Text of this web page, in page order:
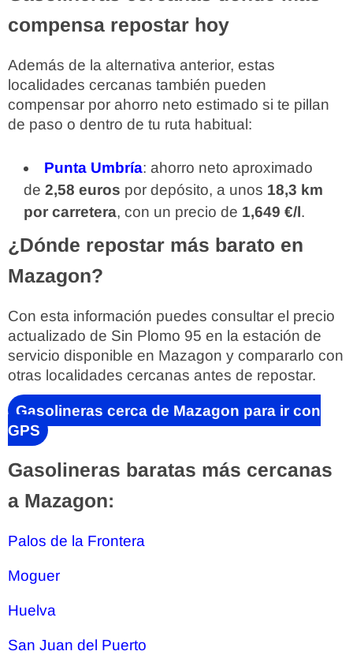
compensa repostar hoy
Además de la alternativa anterior, estas
localidades cercanas también pueden
compensar por ahorro neto estimado si te pillan
de paso o dentro de tu ruta habitual:
Punta Umbría: ahorro neto aproximado
de 2,58 euros por depósito, a unos 18,3 km
por carretera, con un precio de 1,649 €/l.
¿Dónde repostar más barato en
Mazagon?
Con esta información puedes consultar el precio
actualizado de Sin Plomo 95 en la estación de
servicio disponible en Mazagon y compararlo con
otras localidades cercanas antes de repostar.
Gasolineras cerca de Mazagon para ir con
GPS
Gasolineras baratas más cercanas
a Mazagon:
Palos de la Frontera
Moguer
Huelva
San Juan del Puerto